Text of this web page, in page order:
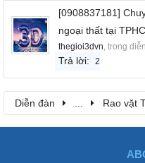
[0908837181]
ngoại thất tại
thegioi3dvn, trong
Trả lời: 2
Diễn đàn ... Rao vặt